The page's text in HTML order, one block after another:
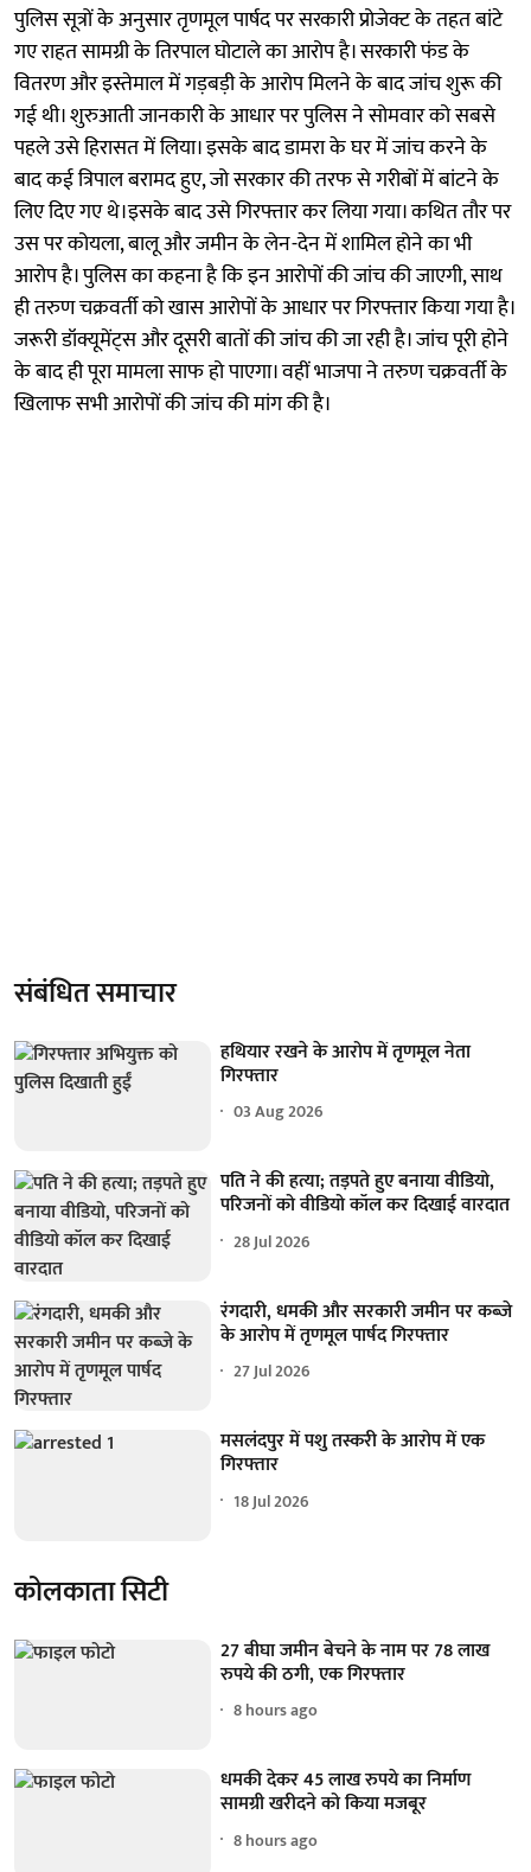
पुलिस सूत्रों के अनुसार तृणमूल पार्षद पर सरकारी प्रोजेक्ट के तहत बांटे
गए राहत सामग्री के तिरपाल घोटाले का आरोप है। सरकारी फंड के
वितरण और इस्तेमाल में गड़बड़ी के आरोप मिलने के बाद जांच शुरू की
गई थी। शुरुआती जानकारी के आधार पर पुलिस ने सोमवार को सबसे
पहले उसे हिरासत में लिया। इसके बाद डामरा के घर में जांच करने के
बाद कई त्रिपाल बरामद हुए, जो सरकार की तरफ से गरीबों में बांटने के
लिए दिए गए थे।इसके बाद उसे गिरफ्तार कर लिया गया। कथित तौर पर
उस पर कोयला, बालू और जमीन के लेन-देन में शामिल होने का भी
आरोप है। पुलिस का कहना है कि इन आरोपों की जांच की जाएगी, साथ
ही तरुण चक्रवर्ती को खास आरोपों के आधार पर गिरफ्तार किया गया है।
जरूरी डॉक्यूमेंट्स और दूसरी बातों की जांच की जा रही है। जांच पूरी होने
के बाद ही पूरा मामला साफ हो पाएगा। वहीं भाजपा ने तरुण चक्रवर्ती के
खिलाफ सभी आरोपों की जांच की मांग की है।
संबंधित समाचार
हथियार रखने के आरोप में तृणमूल नेता
गिरफ्तार
03 Aug 2026
पति ने की हत्या; तड़पते हुए बनाया वीडियो,
परिजनों को वीडियो कॉल कर दिखाई वारदात
28 Jul 2026
रंगदारी, धमकी और सरकारी जमीन पर कब्जे
के आरोप में तृणमूल पार्षद गिरफ्तार
27 Jul 2026
मसलंदपुर में पशु तस्करी के आरोप में एक
गिरफ्तार
18 Jul 2026
कोलकाता सिटी
27 बीघा जमीन बेचने के नाम पर 78 लाख
रुपये की ठगी, एक गिरफ्तार
8 hours ago
धमकी देकर 45 लाख रुपये का निर्माण
सामग्री खरीदने को किया मजबूर
8 hours ago